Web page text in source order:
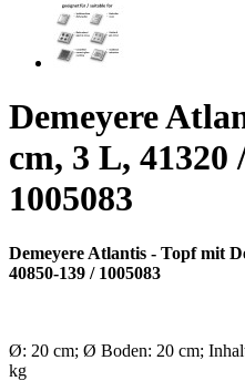
Demeyere
cm, 3 L, 41320
1005083
Demeyere Atlantis - Topf mit
40850-139 / 1005083
Ø: 20 cm; Ø Boden: 20 cm;
kg